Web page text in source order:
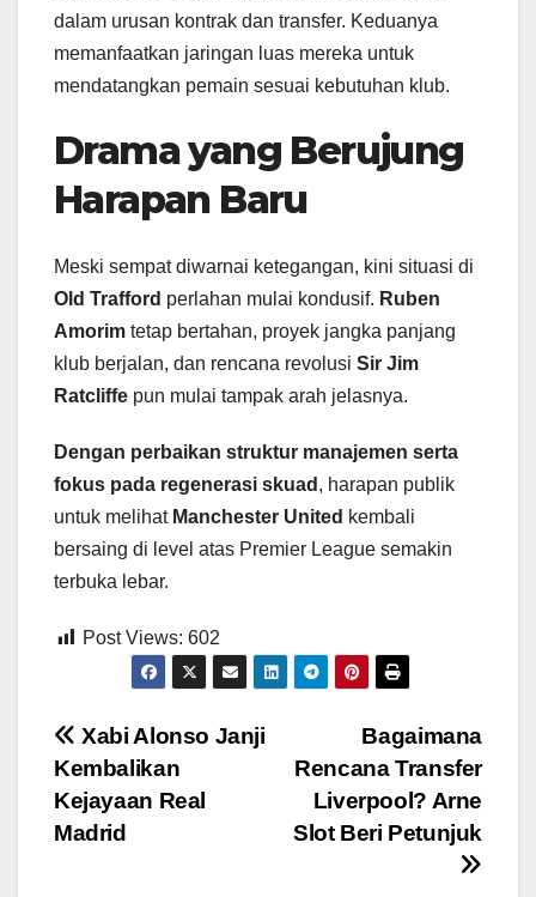
dalam urusan kontrak dan transfer. Keduanya
memanfaatkan jaringan luas mereka untuk
mendatangkan pemain sesuai kebutuhan klub.
Drama yang Berujung
Harapan Baru
Meski sempat diwarnai ketegangan, kini situasi di
Old Trafford perlahan mulai kondusif. Ruben
Amorim tetap bertahan, proyek jangka panjang
klub berjalan, dan rencana revolusi Sir Jim
Ratcliffe pun mulai tampak arah jelasnya.
Dengan perbaikan struktur manajemen serta
fokus pada regenerasi skuad , harapan publik
untuk melihat Manchester United kembali
bersaing di level atas Premier League semakin
terbuka lebar.
Post Views: 602
Post
navigation
Bagaimana
Rencana Transfer
Liverpool? Arne
Slot Beri Petunjuk
Xabi Alonso Janji
Kembalikan
Kejayaan Real
Madrid